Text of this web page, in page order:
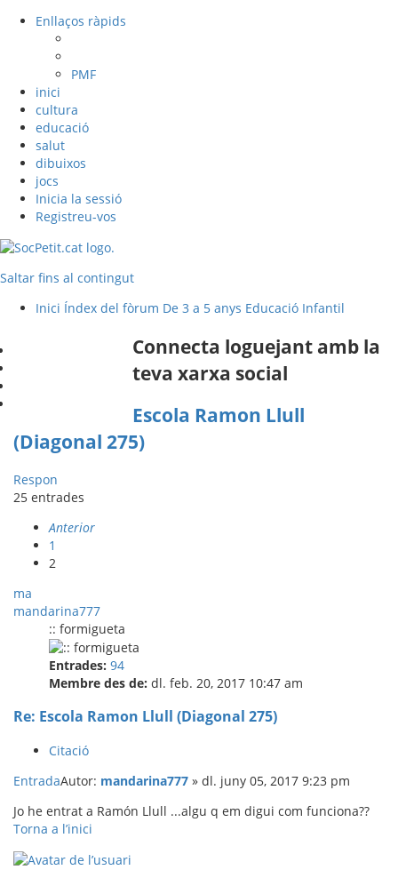
Enllaços ràpids
PMF
inici
cultura
educació
salut
dibuixos
jocs
Inicia la sessió
Registreu-vos
Saltar fins al contingut
Inici Índex del fòrum De 3 a 5 anys Educació Infantil
Connecta loguejant amb la
teva xarxa social
Escola Ramon Llull
(Diagonal 275)
Respon
25 entrades
Anterior
1
2
ma
mandarina777
:: formigueta
Entrades: 94
Membre des de: dl. feb. 20, 2017 10:47 am
Re: Escola Ramon Llull (Diagonal 275)
Citació
EntradaAutor: mandarina777 » dl. juny 05, 2017 9:23 pm
Jo he entrat a Ramón Llull ...algu q em digui com funciona??
Torna a l’inici